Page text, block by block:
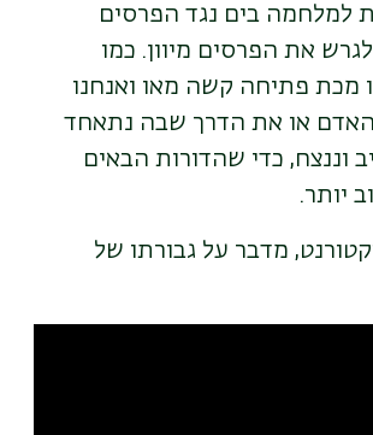
למלחמה בים נגד הפרסים
את הפרסים מיוון. כמו
מכת פתיחה קשה מאו ואנחנו
או את הדרך שבה נתאחד
וננצח, כדי שהדורות הבאים
יותר.
מדבר על גבורתו של